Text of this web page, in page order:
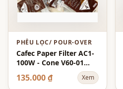
PHỄU LỌC/ POUR-OVER
Cafec Paper Filter AC1-
100W - Cone V60-01
Cup-1 100-Sheets -
White - Abaca
135.000 ₫ Xem